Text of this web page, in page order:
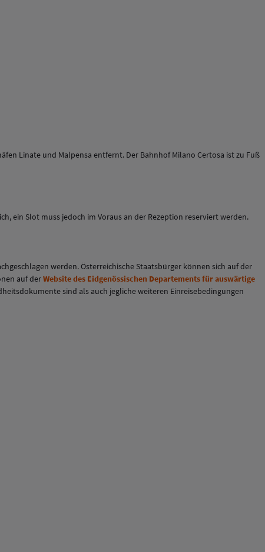
Linate und Malpensa entfernt. Der Bahnhof Milano Certosa ist zu Fuß
ein Slot muss jedoch im Voraus an der Rezeption reserviert werden.
werden. Österreichische Staatsbürger können sich auf der
auf derWebsite des Eidgenössischen Departements für auswärtige
sind als auch jegliche weiteren Einreisebedingungen